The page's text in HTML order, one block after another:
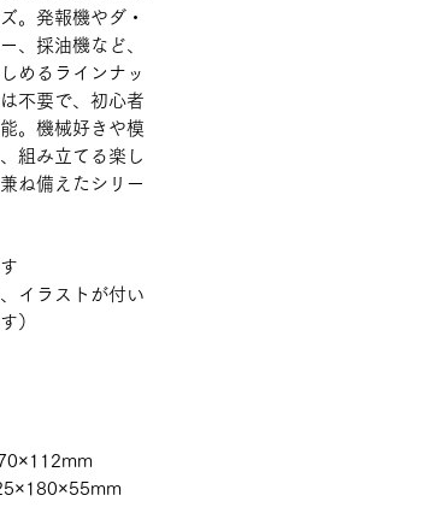
。発報機やダ・
、採油機など、
めるラインナッ
不要で、初心者
。機械好きや模
組み立てる楽し
ね備えたシリー
イラストが付い
）